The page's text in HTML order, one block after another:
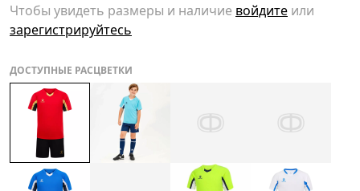
Чтобы увидеть размеры и наличие войдите или
зарегистрируйтесь
ДОСТУПНЫЕ РАСЦВЕТКИ